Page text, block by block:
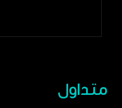
متداول